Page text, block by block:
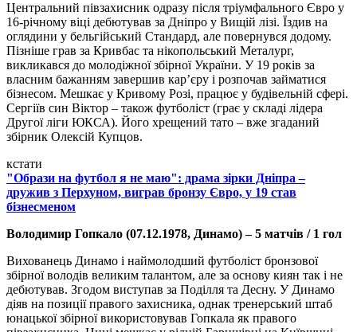
Центральний півзахисник одразу після тріумфального Євро у
16-річному віці дебютував за Дніпро у Вищій лізі. Їздив на
оглядини у бельгійський Стандард, але повернувся додому.
Пізніше грав за Кривбас та нікопольський Металург,
викликався до молодіжної збірної України. У 19 років за
власним бажанням завершив кар’єру і розпочав займатися
бізнесом. Мешкає у Кривому Розі, працює у будівельній сфері.
Сергіїв син Віктор – також футболіст (грає у складі лідера
Другої ліги ЮКСА). Його хрещений тато – вже згаданий
збірник Олексій Купцов.
кстати
"Образи на футбол я не маю": драма зірки Дніпра –
дружив з Перхуном, виграв бронзу Євро, у 19 став
бізнесменом
Володимир Гопкало (07.12.1978, Динамо) – 5 матчів / 1 гол
Вихованець Динамо і наймолодший футболіст бронзової
збірної володів великим талантом, але за основу киян так і не
дебютував. Згодом виступав за Поділля та Десну. У Динамо
діяв на позиції правого захисника, однак тренерський штаб
юнацької збірної використовував Гопкала як правого